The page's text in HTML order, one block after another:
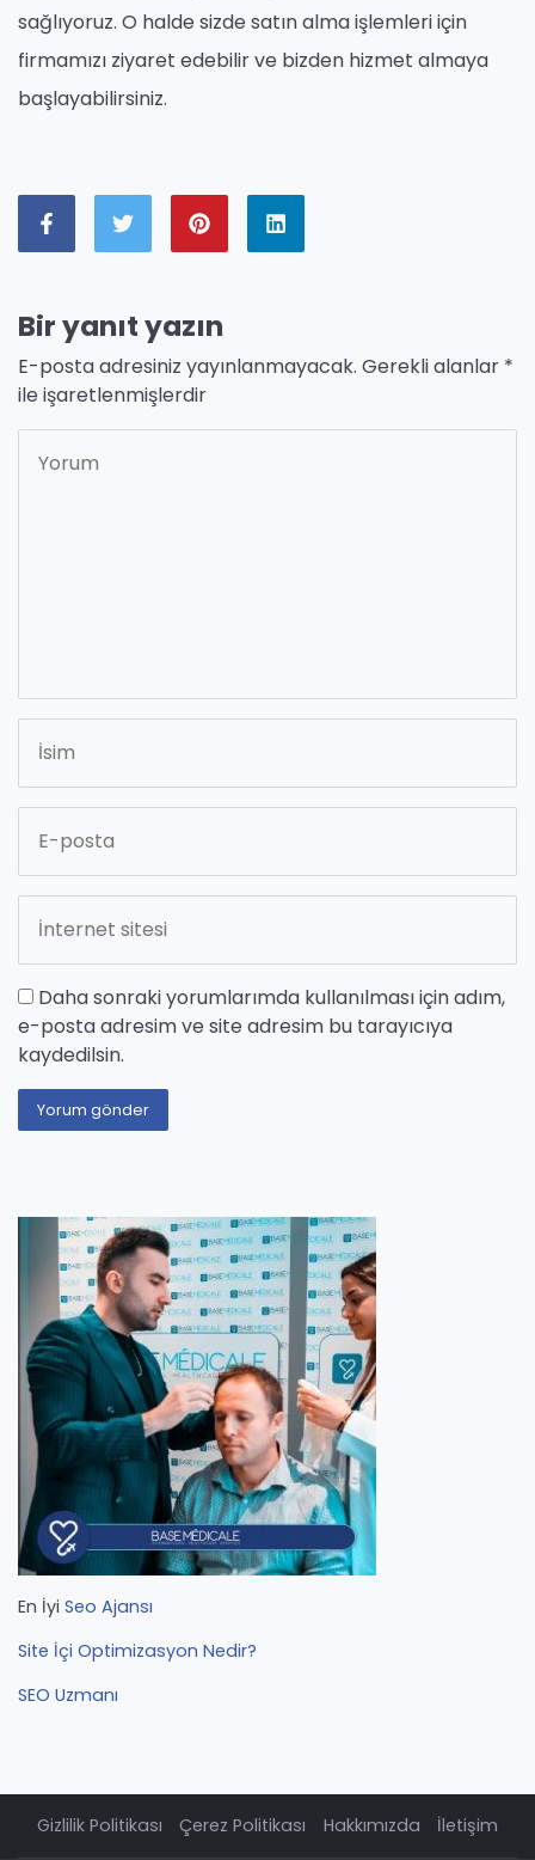
sağlıyoruz. O halde sizde satın alma işlemleri için
firmamızı ziyaret edebilir ve bizden hizmet almaya
başlayabilirsiniz.
Bir yanıt yazın
E-posta adresiniz yayınlanmayacak. Gerekli alanlar *
ile işaretlenmişlerdir
Daha sonraki yorumlarımda kullanılması için adım,
e-posta adresim ve site adresim bu tarayıcıya
kaydedilsin.
En İyi Seo Ajansı
Site İçi Optimizasyon Nedir?
SEO Uzmanı
Gizlilik Politikası Çerez Politikası Hakkımızda İletişim